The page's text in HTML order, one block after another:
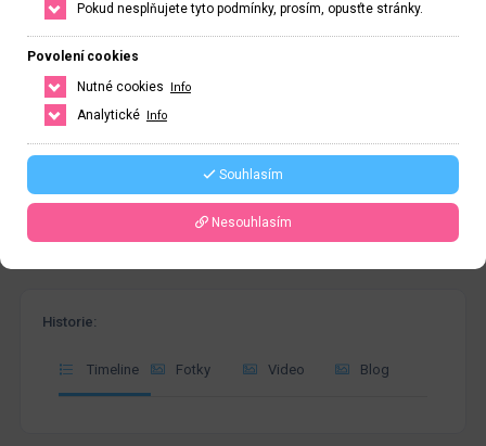
chanel
Veřejný profil
Počet sledujících
Historie:
Timeline Fotky Video Blog
Pokud nesplňujete tyto podmínky, prosím, opusťte stránky.
Povolení cookies
Nutné cookies
Info
Analytické Info
Souhlasím
Nesouhlasím